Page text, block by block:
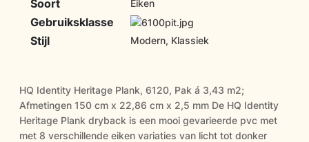
Soort Eiken
Gebruiksklasse
Stijl
Modern, Klassiek
HQ Identity Heritage Plank, 6120, Pak á 3,43 m2;
Afmetingen 150 cm x 22,86 cm x 2,5 mm De HQ Identity
Heritage Plank dryback is een mooi gevarieerde pvc met
met 8 verschillende eiken variaties van licht tot donker